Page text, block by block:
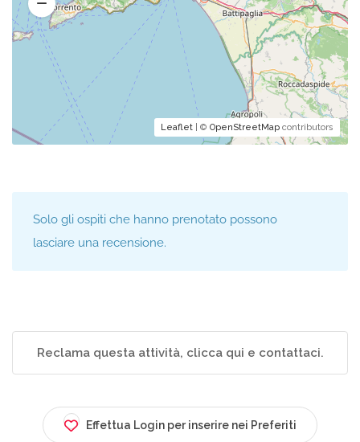
Leaflet | © OpenStreetMap contributors
Solo gli ospiti che hanno prenotato possono
lasciare una recensione.
Reclama questa attività, clicca qui e contattaci.
Effettua Login per inserire nei Preferiti